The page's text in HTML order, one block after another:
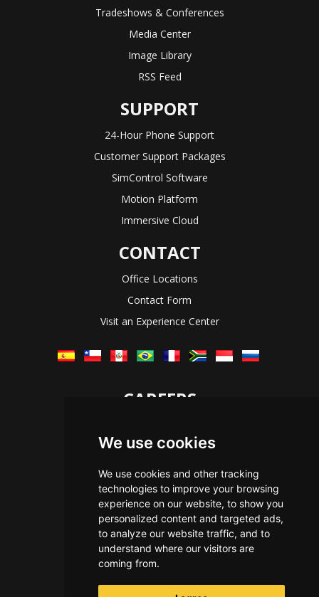
We use cookies
We use cookies and other tracking
technologies to improve your browsing
experience on our website, to show you
personalized content and targeted ads,
to analyze our website traffic, and to
understand where our visitors are
coming from.
Tradeshows & Conferences
Media Center
Image Library
RSS Feed
SUPPORT
24-Hour Phone Support
Customer Support Packages
SimControl Software
Motion Platform
Immersive Cloud
CONTACT
Office Locations
Contact Form
Visit an Experience Center
CAREERS
The Immersive Way
Benefits You Receive
Applying For a Position
Equal Opportunity